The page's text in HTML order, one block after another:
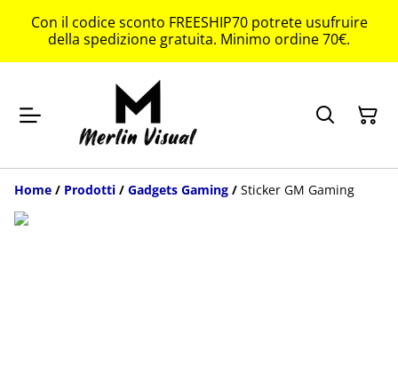
Con il codice sconto FREESHIP70 potrete usufruire
della spedizione gratuita. Minimo ordine 70€.
Home / Prodotti / Gadgets Gaming / Sticker GM Gaming